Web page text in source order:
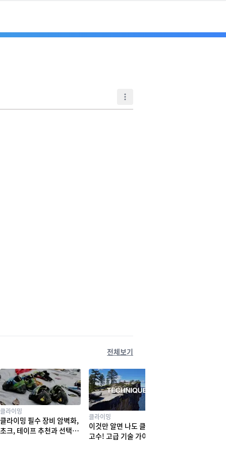
전체보기
클라이밍
클라이밍 필수 장비 암벽화,
초크, 테이프 추천과 선택법
클라이밍
이것만 알면 나도 클라이밍
고수! 고급 기술 가이드